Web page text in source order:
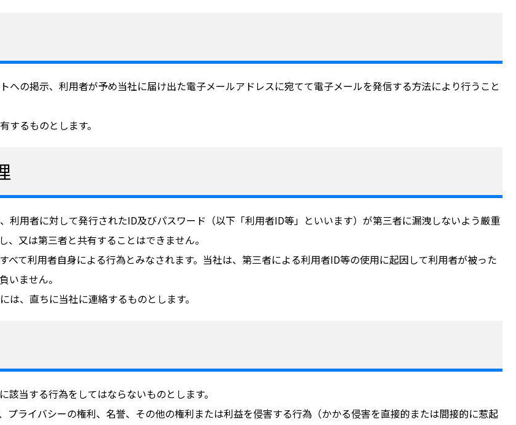
への掲示、利用者が予め当社に届け出た電子メールアドレスに宛てて電子メールを発信する方法により行うこと
するものとします。
利用者に対して発行されたID及びパスワード（以下「利用者ID等」といいます）が第三者に漏洩しないよう厳重
又は第三者と共有することはできません。
て利用者自身による行為とみなされます。当社は、第三者による利用者ID等の使用に起因して利用者が被った
いません。
、直ちに当社に連絡するものとします。
当する行為をしてはならないものとします。
プライバシーの権利、名誉、その他の権利または利益を侵害する行為（かかる侵害を直接的または間接的に惹起